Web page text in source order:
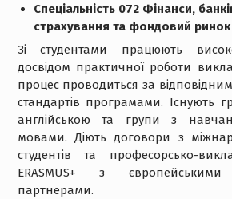
Спеціальність 072 Фінанси,
страхування та фондовий ринок
Зі студентами працюють
досвідом практичної роботи
процес проводиться за
стандартів програмами. Існують
англійською та групи з
мовами. Діють договори з
студентів та професорсько-
ERASMUS+ з європейськими
партнерами.